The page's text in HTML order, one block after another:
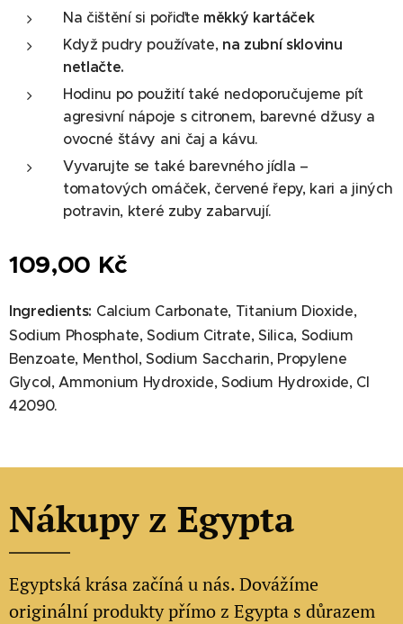
Na čištění si pořiďte měkký kartáček
Když pudry používate, na zubní sklovinu
netlačte.
Hodinu po použití také nedoporučujeme pít
agresivní nápoje s citronem, barevné džusy a
ovocné štávy ani čaj a kávu.
Vyvarujte se také barevného jídla –
tomatových omáček, červené řepy, kari a jiných
potravin, které zuby zabarvují.
109,00 Kč
Ingredients: Calcium Carbonate, Titanium Dioxide,
Sodium Phosphate, Sodium Citrate, Silica, Sodium
Benzoate, Menthol, Sodium Saccharin, Propylene
Glycol, Ammonium Hydroxide, Sodium Hydroxide, CI
42090.
Nákupy z Egypta
Egyptská krása začíná u nás. Dovážíme
originální produkty přímo z Egypta s důrazem